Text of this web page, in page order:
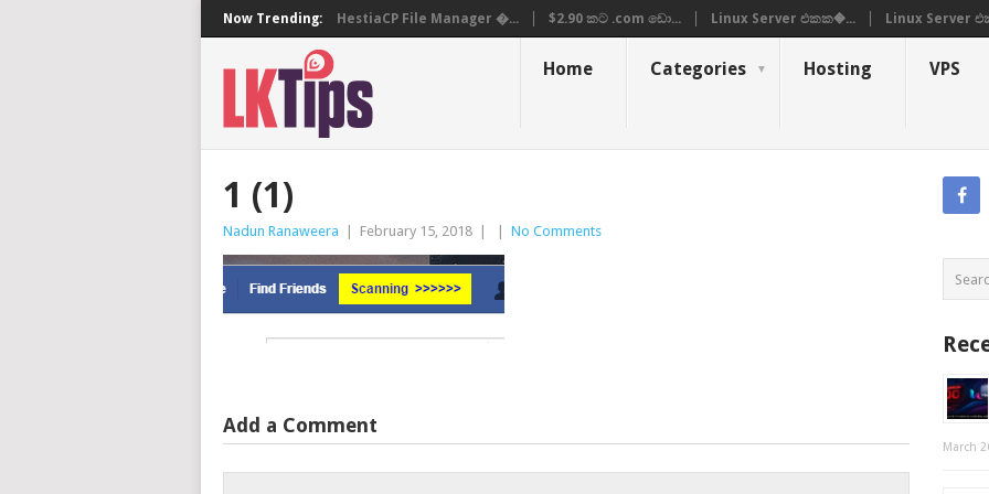
Now Trending: HestiaCP File Manager �... $2.90 කට .com ඩො... Linux Server එකක�... Linux Server
Home Categories Hosting VPS
1 (1)
Nadun Ranaweera February 15, 2018 No Comments
Add a Comment
March